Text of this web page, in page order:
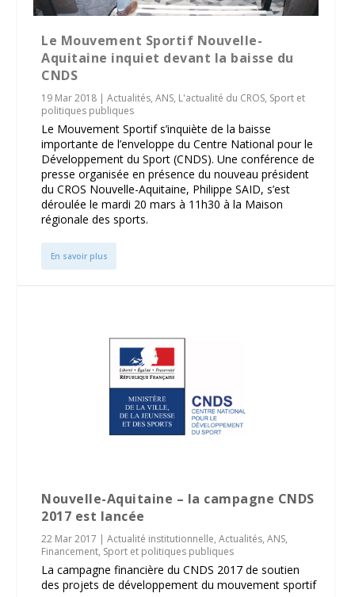
Le Mouvement Sportif Nouvelle-
Aquitaine inquiet devant la baisse du
CNDS
19 Mar 2018 |Actualités,ANS, L'actualité du CROS, Sport et
politiques publiques
Le Mouvement Sportif s’inquiète de la baisse
importante de l’enveloppe du Centre National pour le
Développement du Sport (CNDS). Une conférence de
presse organisée en présence du nouveau président
du CROS Nouvelle-Aquitaine, Philippe SAID, s’est
déroulée le mardi 20 mars à 11h30 à la Maison
régionale des sports.
En savoir plus
Nouvelle-Aquitaine – la campagne CNDS
2017 est lancée
22 Mar 2017 |Actualité institutionnelle,Actualités,ANS,
Financement, Sport et politiques publiques
La campagne financière du CNDS 2017 de soutien
des projets de développement du mouvement sportif